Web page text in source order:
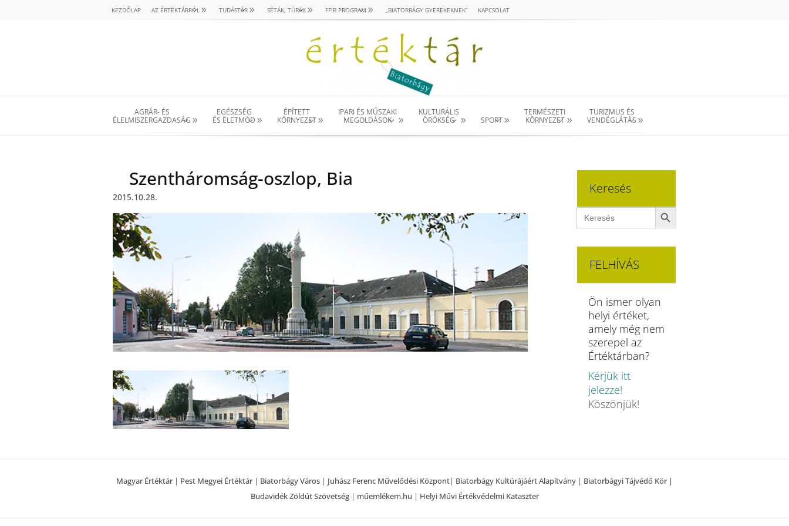
KEZDŐLAP AZ ÉRTÉKTÁRRÓL TUDÁSTÁR SÉTÁK, TÚRÁK FF!B PROGRAM „BIATORBÁGY GYEREKEKNEK” KAPCSOLAT
AGRÁR- ÉS
ÉLELMISZERGAZDASÁG
EGÉSZSÉG
ÉS ÉLETMÓD
ÉPÍTETT
KÖRNYEZET
IPARI ÉS MŰSZAKI
MEGOLDÁSOK
KULTURÁLIS
ÖRÖKSÉG
SPORT
TERMÉSZETI
KÖRNYEZET
TURIZMUS ÉS
VENDÉGLÁTÁS
Szentháromság-oszlop, Bia
2015.10.28.
Keresés
Search
for:
Search Button
FELHÍVÁS
Ön ismer olyan
helyi értéket,
amely még nem
szerepel az
Értéktárban?
Kérjük itt
jelezze!
Köszönjük!
Magyar Értéktár| Pest Megyei Értéktár| Biatorbágy Város | Juhász Ferenc Művelődési Központ| Biatorbágy Kultúrájáért Alapítvány | Biatorbágyi Tájvédő Kör |
Budavidék Zöldút Szövetség | műemlékem.hu | Helyi Művi Értékvédelmi Kataszter